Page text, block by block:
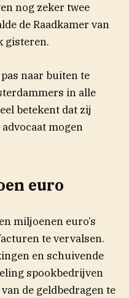
nog zeker twee
de Raadkamer van
gisteren.
naar buiten te
in alle
betekent dat zij
mogen
euro
miljoenen euro’s
te vervalsen.
en schuivende
spookbedrijven
de geldbedragen te